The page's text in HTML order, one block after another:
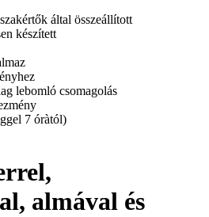
által összeállított
készített
lebomló csomagolás
7 óràtól)
almával és